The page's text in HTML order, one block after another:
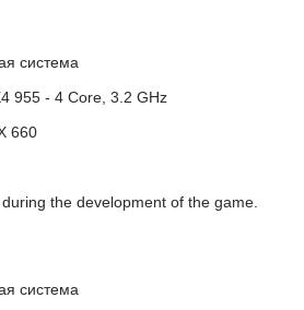
система
955 - 4 Core, 3.2 GHz
660
the development of the game.
система